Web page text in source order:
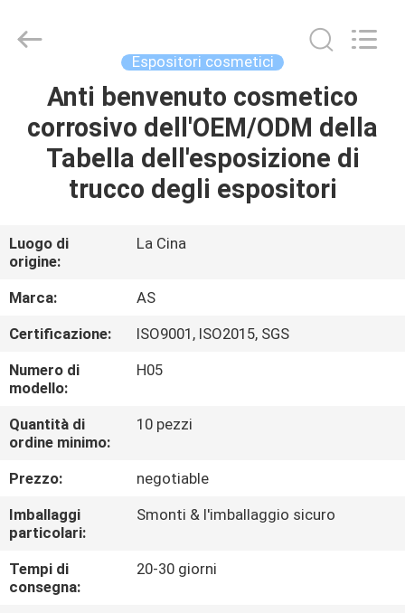
CASA
PRODOTTI
CIRCA
NOI
GIRO
DELLA
FABBRICA
CONTROLLO
DI
QUALITÀ
CONTATTICI
Display
Shelves
Espositori cosmetici
Anti benvenuto cosmetico
corrosivo dell'OEM/ODM della
Tabella dell'esposizione di
trucco degli espositori
Luogo di
origine:
La Cina
Marca:
AS
Certificazione:
ISO9001, ISO2015, SGS
Numero di
modello:
H05
Quantità di
ordine minimo:
10 pezzi
Prezzo:
negotiable
Imballaggi
particolari:
Smonti & l'imballaggio sicuro
Tempi di
consegna:
20-30 giorni